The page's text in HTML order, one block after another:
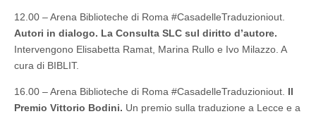
12.00 – Arena Biblioteche di Roma #CasadelleTraduzioniout.
Autori in dialogo. La Consulta SLC sul diritto d’autore.
Intervengono Elisabetta Ramat, Marina Rullo e Ivo Milazzo. A
cura di BIBLIT.
16.00 – Arena Biblioteche di Roma #CasadelleTraduzioniout. Il
Premio Vittorio Bodini. Un premio sulla traduzione a Lecce e a